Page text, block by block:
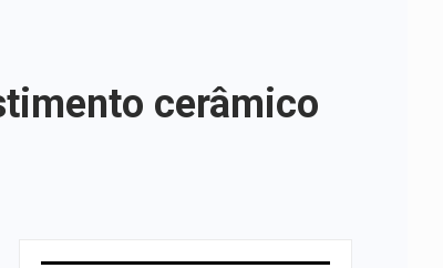
cerâmico